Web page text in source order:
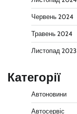
Червень 2024
Травень 2024
Листопад 2023
Категорії
Автоновини
Автосервіс